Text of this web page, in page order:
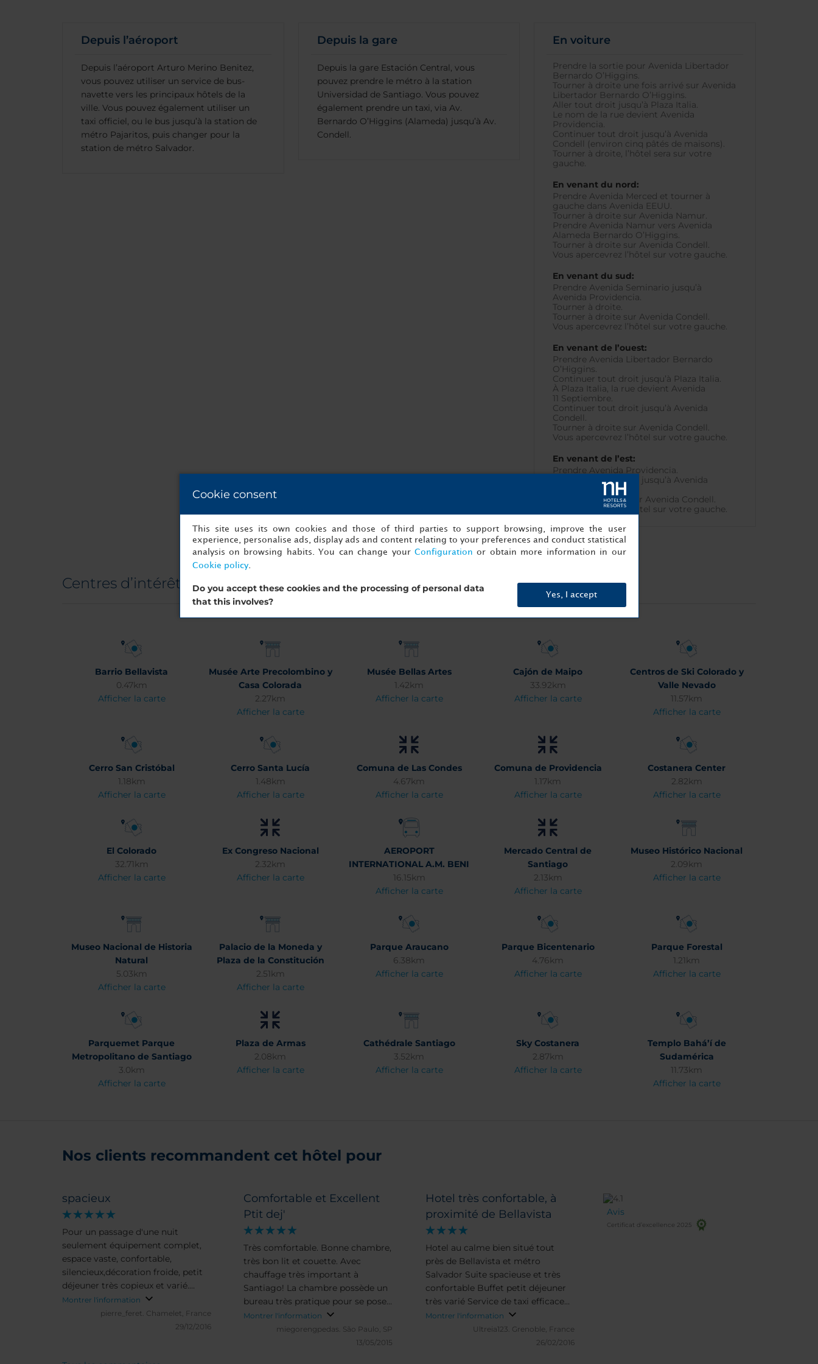
Depuis l’aéroport
Depuis l’aéroport Arturo Merino Benitez,
vous pouvez utiliser un service de bus-
navette vers les principaux hôtels de la
ville. Vous pouvez également utiliser un
taxi officiel, ou le bus jusqu’à la station de
métro Pajaritos, puis changer pour la
station de métro Salvador.
Depuis la gare
Depuis la gare Estación Central, vous
pouvez prendre le métro à la station
Universidad de Santiago. Vous pouvez
également prendre un taxi, via Av.
Bernardo O’Higgins (Alameda) jusqu’à Av.
Condell.
En voiture
Prendre la sortie pour Avenida Libertador
Bernardo O’Higgins.
Tourner à droite une fois arrivé sur Avenida
Libertador Bernardo O’Higgins.
Aller tout droit jusqu’à Plaza Italia.
Le nom de la rue devient Avenida
Providencia.
Continuer tout droit jusqu’à Avenida
Condell (environ cinq pâtés de maisons).
Tourner à droite, l’hôtel sera sur votre
gauche.
En venant du nord:
Prendre Avenida Merced et tourner à
gauche dans Avenida EEUU.
Tourner à droite sur Avenida Namur.
Prendre Avenida Namur vers Avenida
Alameda Bernardo O’Higgins.
Tourner à droite sur Avenida Condell.
Vous apercevrez l’hôtel sur votre gauche.
En venant du sud:
Prendre Avenida Seminario jusqu’à
Avenida Providencia.
Tourner à droite.
Tourner à droite sur Avenida Condell.
Vous apercevrez l’hôtel sur votre gauche.
En venant de l’ouest:
Prendre Avenida Libertador Bernardo
O’Higgins.
Continuer tout droit jusqu’à Plaza Italia.
À Plaza Italia, la rue devient Avenida
11 Septiembre.
Continuer tout droit jusqu’à Avenida
Condell.
Tourner à droite sur Avenida Condell.
Vous apercevrez l’hôtel sur votre gauche.
En venant de l’est:
Prendre Avenida Providencia.
Continuer tout droit jusqu’à Avenida
Tourner à gauche sur Avenida Condell.
Vous apercevrez l’hôtel sur votre gauche.
Centres d’intérêt
Barrio Bellavista
0.47km
Afficher la carte
Musée Arte Precolombino y
Casa Colorada
2.27km
Afficher la carte
Musée Bellas Artes
1.42km
Afficher la carte
Cajón de Maipo
33.92km
Afficher la carte
Centros de Ski Colorado y
Valle Nevado
11.57km
Afficher la carte
Cerro San Cristóbal
1.18km
Afficher la carte
Cerro Santa Lucía
1.48km
Afficher la carte
Comuna de Las Condes
4.67km
Afficher la carte
Comuna de Providencia
1.17km
Afficher la carte
Costanera Center
2.82km
Afficher la carte
El Colorado
32.71km
Afficher la carte
Ex Congreso Nacional
2.32km
Afficher la carte
AEROPORT
INTERNATIONAL A.M. BENI
16.15km
Afficher la carte
Mercado Central de
Santiago
2.13km
Afficher la carte
Museo Histórico Nacional
2.09km
Afficher la carte
Museo Nacional de Historia
Natural
5.03km
Afficher la carte
Palacio de la Moneda y
Plaza de la Constitución
2.51km
Afficher la carte
Parque Araucano
6.38km
Afficher la carte
Parque Bicentenario
4.76km
Afficher la carte
Parque Forestal
1.21km
Afficher la carte
Parquemet Parque
Metropolitano de Santiago
3.0km
Afficher la carte
Plaza de Armas
2.08km
Afficher la carte
Cathédrale Santiago
3.52km
Afficher la carte
Sky Costanera
2.87km
Afficher la carte
Templo Bahá’í de
Sudamérica
11.73km
Afficher la carte
Nos clients recommandent cet hôtel pour
spacieux
Pour un passage d'une nuit
seulement équipement complet,
espace vaste, confortable,
silencieux,décoration froide, petit
déjeuner très copieux et varié.
Service gratuit de garde des
bagages très apprécié.
Montrer l'information
pierre_feret. Chamelet, France
29/12/2016
Comfortable et Excellent
Ptit dej'
Très comfortable. Bonne chambre,
très bon lit et couette. Avec
chauffage très important à
Santiago! La chambre possède un
bureau très pratique pour se poser
et travailler. Meilleur petit déjeuner
dans un hotel sudaméricain.
Montrer l'information
miegorengpedas. São Paulo, SP
13/05/2015
Hotel très confortable, à
proximité de Bellavista
Hotel au calme bien situé tout
près de Bellavista et métro
Salvador Suite spacieuse et très
confortable Buffet petit déjeuner
très varié Service de taxi efficace
pour aller et venir de l'aéroport (ou
Montrer l'information
Ultreia123. Grenoble, France
26/02/2016
Avis
Certificat d’excellence 2025
Cookie consent
This site uses its own cookies and those of third parties to support browsing, improve the user
experience, personalise ads, display ads and content relating to your preferences and conduct statistical
analysis on browsing habits. You can change your Configuration or obtain more information in our
Cookie policy.
Do you accept these cookies and the processing of personal data
that this involves?
Yes, I accept